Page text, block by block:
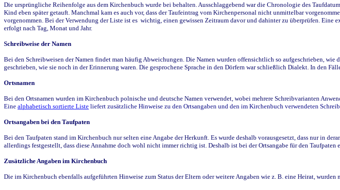
Die ursprüngliche Reihenfolge aus dem Kirchenbuch wurde bei behalten. Ausschlaggebend war die Chronologie des
Kind eben später getauft. Manchmal kam es auch vor, dass der Taufeintrag vom Kirchenpersonal nicht unmittelbar
vorgenommen. Bei der Verwendung der Liste ist es wichtig, einen gewissen Zeitraum davor und dahinter zu überprüfen.
erfolgt nach Tag, Monat und Jahr.
Schreibweise der Namen
Bei den Schreibweisen der Namen findet man häufig Abweichungen. Die Namen wurden offensichtlich so aufgeschrieben, wie
geschrieben, wie sie noch in der Erinnerung waren. Die gesprochene Sprache in den Dörfern war schließlich Dialekt. In den
Ortsnamen
Bei den Ortsnamen wurden im Kirchenbuch polnische und deutsche Namen verwendet, wobei mehrere Schreibvarianten
Eine alphabetisch sortierte Liste liefert zusätzliche Hinweise zu den Ortsangaben und den im Kirchenbuch verwendeten
Ortsangaben bei den Taufpaten
Bei den Taufpaten stand im Kirchenbuch nur selten eine Angabe der Herkunft. Es wurde deshalb vorausgesetzt, dass nur in
allerdings festgestellt, dass diese Annahme doch wohl nicht immer richtig ist. Deshalb ist bei der Ortsangabe für den
Zusätzliche Angaben im Kirchenbuch
Die im Kirchenbuch ebenfalls aufgeführten Hinweise zum Status der Eltern oder weitere Angaben wie z. B. eine Heirat, wurden